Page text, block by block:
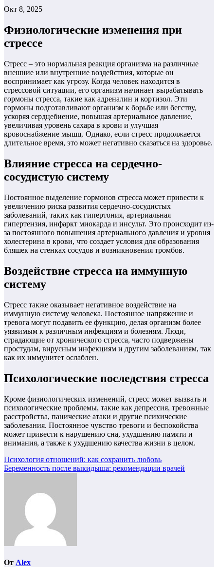
Окт 8, 2025
Физиологические изменения при
стрессе
Стресс – это нормальная реакция организма на различные
внешние или внутренние воздействия, которые он
воспринимает как угрозу. Когда человек находится в
стрессовой ситуации, его организм начинает вырабатывать
гормоны стресса, такие как адреналин и кортизол. Эти
гормоны подготавливают организм к борьбе или бегству,
ускоряя сердцебиение, повышая артериальное давление,
увеличивая уровень сахара в крови и улучшая
кровоснабжение мышц. Однако, если стресс продолжается
длительное время, это может негативно сказаться на здоровье.
Влияние стресса на сердечно-
сосудистую систему
Постоянное выделение гормонов стресса может привести к
увеличению риска развития сердечно-сосудистых
заболеваний, таких как гипертония, артериальная
гипертензия, инфаркт миокарда и инсульт. Это происходит из-
за постоянного повышения артериального давления и уровня
холестерина в крови, что создает условия для образования
бляшек на стенках сосудов и возникновения тромбов.
Воздействие стресса на иммунную
систему
Стресс также оказывает негативное воздействие на
иммунную систему человека. Постоянное напряжение и
тревога могут подавить ее функцию, делая организм более
уязвимым к различным инфекциям и болезням. Люди,
страдающие от хронического стресса, часто подвержены
простудам, вирусным инфекциям и другим заболеваниям, так
как их иммунитет ослаблен.
Психологические последствия стресса
Кроме физиологических изменений, стресс может вызвать и
психологические проблемы, такие как депрессия, тревожные
расстройства, панические атаки и другие психические
заболевания. Постоянное чувство тревоги и беспокойства
может привести к нарушению сна, ухудшению памяти и
внимания, а также к ухудшению качества жизни в целом.
Навигация
по
Психология отношений: как сохранить любовь
Беременность после выкидыша: рекомендации врачей
От Alex